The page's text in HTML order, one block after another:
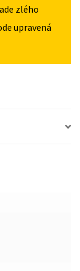
zlého
upravená